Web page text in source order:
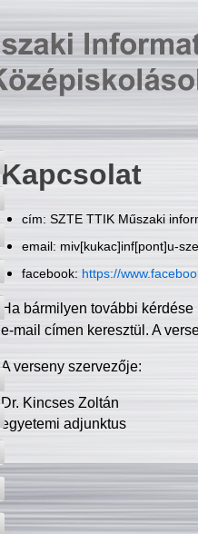
Kapcsolat
cím: SZTE TTIK Műszaki
email: miv[kukac]inf[pont]u-
facebook: https://
Ha bármilyen további
e-mail címen keresztül. A
A verseny szervezője:
Dr. Kincses Zoltán
egyetemi adjunktus